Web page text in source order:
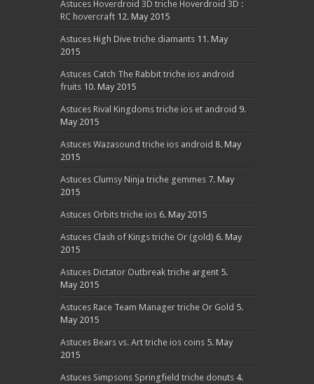
Astuces Hoverdroid 3D triche Hoverdroid 3D :
RC hovercraft 12. May 2015
Astuces High Dive triche diamants 11. May
2015
Astuces Catch The Rabbit triche ios android
fruits 10. May 2015
Astuces Rival Kingdoms triche ios et android 9.
May 2015
Astuces Wazasound triche ios android 8. May
2015
Astuces Clumsy Ninja triche gemmes 7. May
2015
Astuces Orbits triche ios 6. May 2015
Astuces Clash of Kings triche Or (gold) 6. May
2015
Astuces Dictator Outbreak triche argent 5.
May 2015
Astuces Race Team Manager triche Or Gold 5.
May 2015
Astuces Bears vs. Art triche ios coins 5. May
2015
Astuces Simpsons Springfield triche donuts 4.